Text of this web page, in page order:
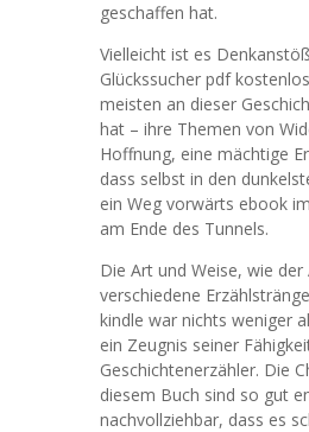
geschaffen hat.
Vielleicht ist es
Glückssucher pdf
meisten an dieser
hat – ihre Themen von
Hoffnung, eine mächtige
dass selbst in den
ein Weg vorwärts ebook
am Ende des Tunnels.
Die Art und Weise, wie
verschiedene
kindle war nichts weniger
ein Zeugnis seiner
Geschichtenerzähler. Die
diesem Buch sind so gut
nachvollziehbar, dass es